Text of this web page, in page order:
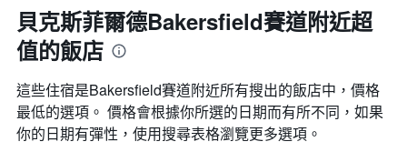
月
份
此
表
具
有
1
房
間
平
均
價
格
此
圖
貝克斯菲爾德Bakersfield賽道附近超
值的飯店
這些住宿是Bakersfield賽道​附近所有搜出的飯店中，價格
最低的選項。 價格會根據你所選的日期而有所不同，如果
你的日期有彈性，使用搜尋表格瀏覽更多選項。